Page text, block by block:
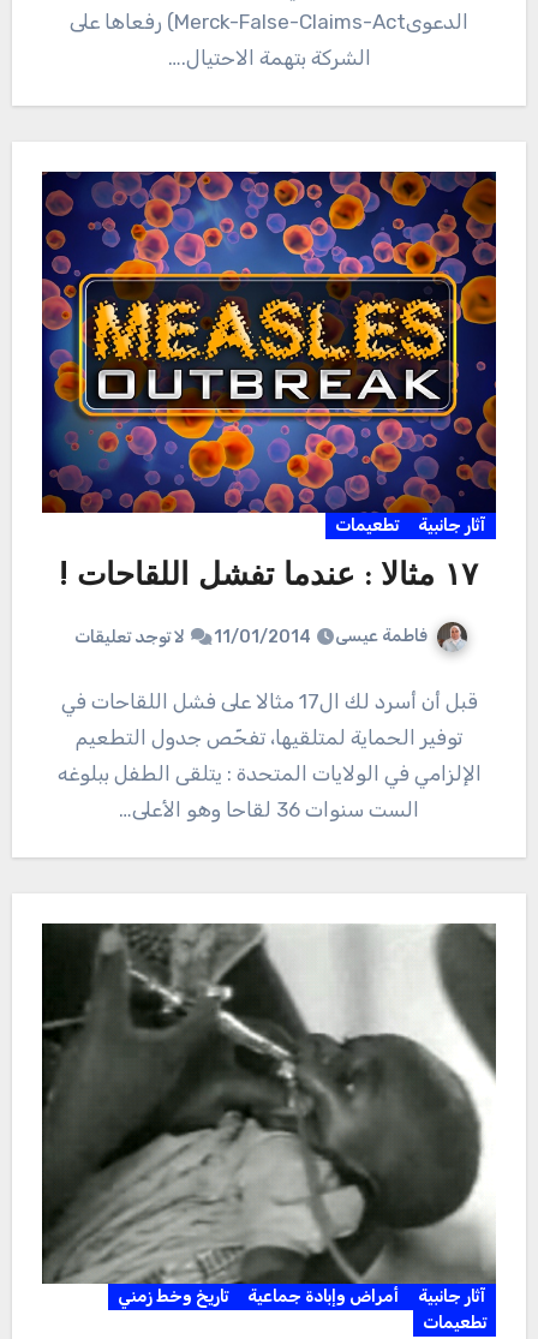
الدعوىMerck-False-Claims-Act) رفعاها على
الشركة بتهمة الاحتيال.…
آثار جانبية تطعيمات
١٧ مثالا : عندما تفشل اللقاحات !
فاطمة عيسى 11/01/2014 لا توجد تعليقات
قبل أن أسرد لك ال17 مثالا على فشل اللقاحات في
توفير الحماية لمتلقيها، تفحّص جدول التطعيم
الإلزامي في الولايات المتحدة : يتلقى الطفل ببلوغه
الست سنوات 36 لقاحا وهو الأعلى…
آثار جانبية أمراض وإبادة جماعية
تاريخ وخط زمني
تطعيمات